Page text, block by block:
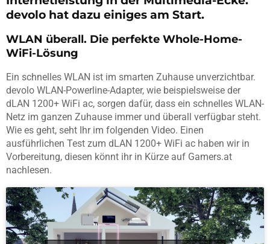
devolo hat dazu einiges am Start.
WLAN überall. Die perfekte Whole-Home-
WiFi-Lösung
Ein schnelles WLAN ist im smarten Zuhause unverzichtbar.
devolo WLAN-Powerline-Adapter, wie beispielsweise der
dLAN 1200+ WiFi ac, sorgen dafür, dass ein schnelles WLAN-
Netz im ganzen Zuhause immer und überall verfügbar steht.
Wie es geht, seht Ihr im folgenden Video. Einen
ausführlichen Test zum dLAN 1200+ WiFi ac haben wir in
Vorbereitung, diesen könnt ihr in Kürze auf Gamers.at
nachlesen.